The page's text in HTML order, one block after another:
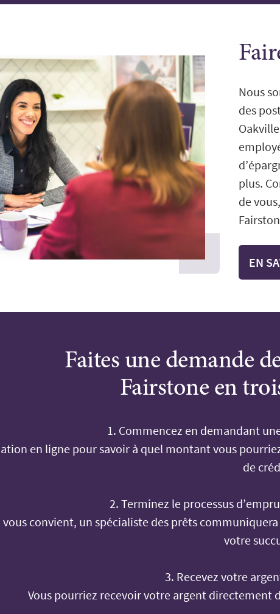
Nous
des
plus.
de
EN
Faites une demande
Fairstone en
1. Commencez en demandant
en ligne pour savoir à quel montant vous
de
2. Terminez le processus
convient, un spécialiste des prêts
votre
3. Recevez votre
Vous pourriez recevoir votre argent directement